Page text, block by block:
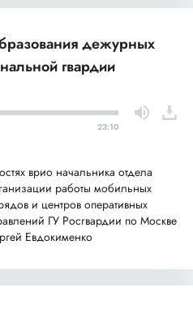
дежурных
гвардии
23:10
врио начальника отдела
работы мобильных
и центров оперативных
ГУ Росгвардии по Москве
Евдокименко